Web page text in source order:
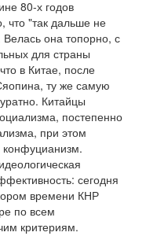
80-х годов
что "так дальше не
Велась она топорно, с
для страны
в Китае, после
ту же самую
Китайцы
постепенно
при этом
конфуцианизм.
сегодня
времени КНР
по всем
критериям.